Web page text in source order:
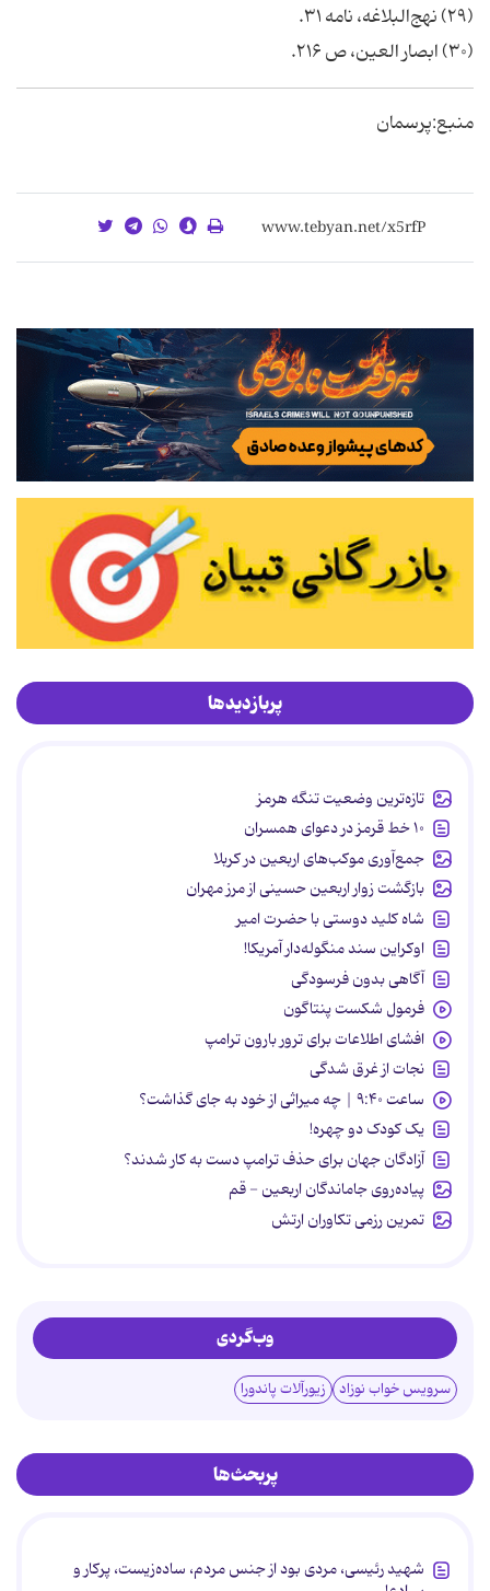
(۲۹) نهج‌البلاغه، نامه ۳۱.
(۳۰) ابصار العين، ص ۲۱۶.
منبع:پرسمان
پربازدیدها
تازه‌ترین وضعیت تنگه هرمز
۱۰ خط قرمز در دعوای همسران
جمع‌آوری موکب‌های اربعین در کربلا
بازگشت زوار اربعین حسینی از مرز مهران
شاه کلید دوستی با حضرت امیر
اوکراین سند منگوله‌دار آمریکا!
آگاهی بدون فرسودگی
فرمول شکست پنتاگون
افشای اطلاعات برای ترور بارون ترامپ
نجات از غرق شدگی
ساعت ۹:۴۰ | چه میراثی از خود به جای گذاشت؟
یک کودک دو چهره!
آزادگان جهان برای حذف ترامپ دست به کار شدند؟
پیاده‌روی جاماندگان اربعین - قم
تمرین رزمی تکاوران ارتش
وب‌گردی
سرویس خواب نوزاد زیورآلات پاندورا
پربحث‌ها
شهید رئیسی، مردی بود از جنس مردم، ساده‌زیست، پرکار و